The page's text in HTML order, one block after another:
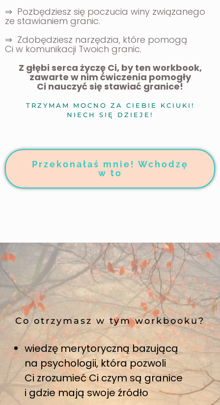
⇒ Pozbędziesz się poczucia winy związanego
ze stawianiem granic.
⇒ Zdobędziesz narzędzia, które pomogą
Ci w komunikacji Twoich granic.
Z głębi serca życzę Ci, by ten workbook,
zawarte w nim ćwiczenia pomogły
Ci nauczyć sięstawiać granice!
TRZYMAM MOCNO ZA CIEBIE KCIUKI!
NIECH SIĘ DZIEJE!
Przekonałaś mnie! Wchodzę
w to
Co otrzymasz w tym workbooku?
wiedzę merytoryczną bazującą
na psychologii, która pozwoli
Ci zrozumieć Ci czym są granice
i gdzie mają swoje źródło